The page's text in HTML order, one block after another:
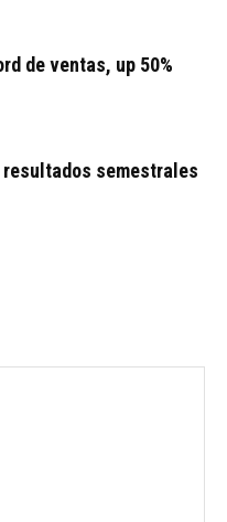
de ventas, up 50%
semestrales